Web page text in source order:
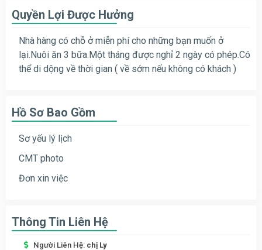
Quyền Lợi Được Hưởng
Nhà hàng có chỗ ở miễn phí cho những bạn muốn ở
lại.Nuôi ăn 3 bữa.Một tháng được nghỉ 2 ngày có phép.Có
thể di dộng về thời gian ( về sớm nếu không có khách )
Hồ Sơ Bao Gồm
Sơ yếu lý lịch
CMT photo
Đơn xin việc
Thông Tin Liên Hệ
Người Liên Hệ: chị Ly